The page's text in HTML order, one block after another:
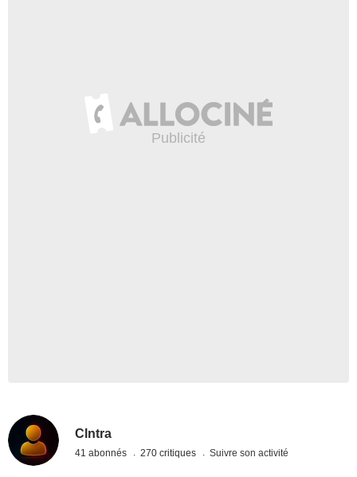
Clntra
41 abonnés 270 critiques Suivre son activité